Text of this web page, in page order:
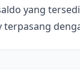
yang
terpasang